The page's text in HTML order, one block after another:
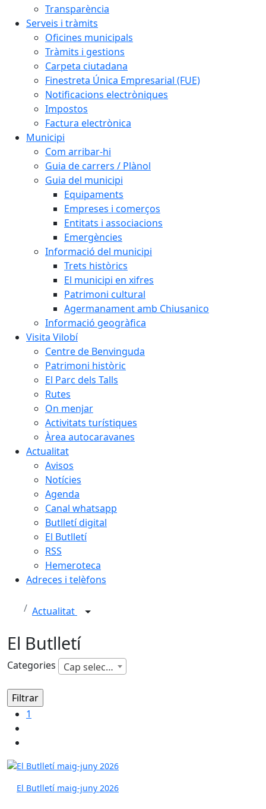
Transparència
Serveis i tràmits
Oficines municipals
Tràmits i gestions
Carpeta ciutadana
Finestreta Única Empresarial (FUE)
Notificacions electròniques
Impostos
Factura electrònica
Municipi
Com arribar-hi
Guia de carrers / Plànol
Guia del municipi
Equipaments
Empreses i comerços
Entitats i associacions
Emergències
Informació del municipi
Trets històrics
El municipi en xifres
Patrimoni cultural
Agermanament amb Chiusanico
Informació geogràfica
Visita Vilobí
Centre de Benvinguda
Patrimoni històric
El Parc dels Talls
Rutes
On menjar
Activitats turístiques
Àrea autocaravanes
Actualitat
Avisos
Notícies
Agenda
Canal whatsapp
Butlletí digital
El Butlletí
RSS
Hemeroteca
Adreces i telèfons
Actualitat
El Butlletí
Categories Cap selecció
1
El Butlletí maig-juny 2026